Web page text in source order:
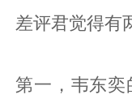
差评君觉得有
第一，韦东奕